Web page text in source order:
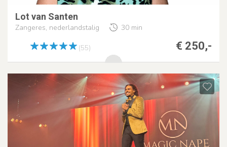
Lot van Santen
Zangeres, nederlandstalig 30 min
€ 250,-
(55)